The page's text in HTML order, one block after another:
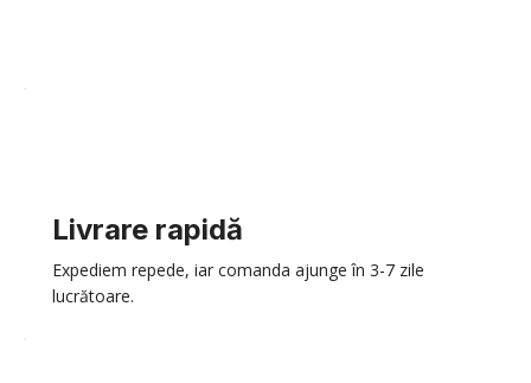
Livrare rapidă
Expediem repede, iar comanda ajunge în 3-7 zile
lucrătoare.